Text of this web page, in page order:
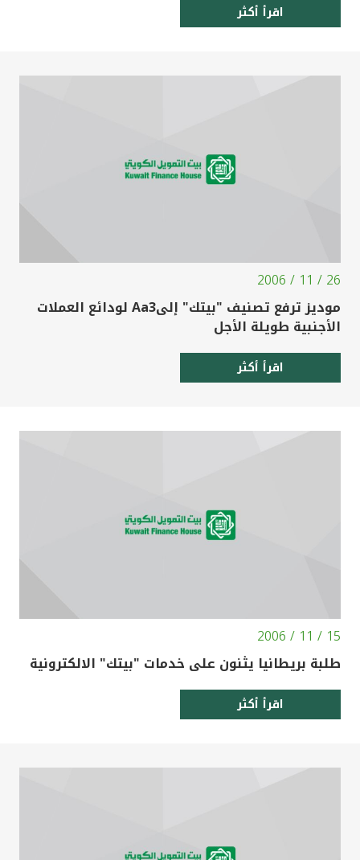
اقرأ أكثر
26 / 11 / 2006
موديز ترفع تصنيف "بيتك" إلىAa3 لودائع العملات
الأجنبية طويلة الأجل
اقرأ أكثر
15 / 11 / 2006
طلبة بريطانيا يثنون على خدمات "بيتك" الالكترونية
اقرأ أكثر